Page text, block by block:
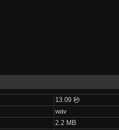
13.09 秒
wav
2.2 MB